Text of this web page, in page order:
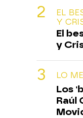
EL
Y
El
y
LO
Los
Raúl